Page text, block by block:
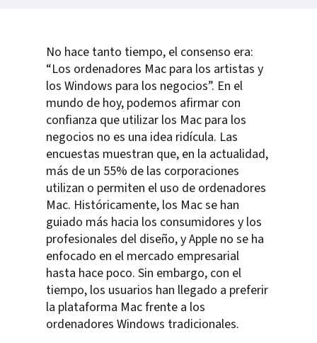
No hace tanto tiempo, el consenso era:
“Los ordenadores Mac para los artistas y
los Windows para los negocios”. En el
mundo de hoy, podemos afirmar con
confianza que utilizar los Mac para los
negocios no es una idea ridícula. Las
encuestas muestran que, en la actualidad,
más de un 55% de las corporaciones
utilizan o permiten el uso de ordenadores
Mac. Históricamente, los Mac se han
guiado más hacia los consumidores y los
profesionales del diseño, y Apple no se ha
enfocado en el mercado empresarial
hasta hace poco. Sin embargo, con el
tiempo, los usuarios han llegado a preferir
la plataforma Mac frente a los
ordenadores Windows tradicionales.